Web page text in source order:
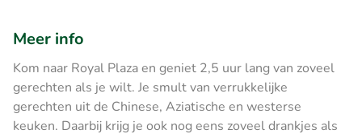
Meer info
Kom naar Royal Plaza en geniet 2,5 uur lang van zoveel
gerechten als je wilt. Je smult van verrukkelijke
gerechten uit de Chinese, Aziatische en westerse
keuken. Daarbij krijg je ook nog eens zoveel drankjes als